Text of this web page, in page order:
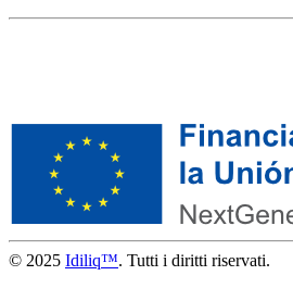
© 2025 Idiliq™. Tutti i diritti riservati.